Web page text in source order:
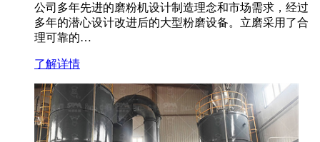
公司多年先进的磨粉机设计制造理念和市场需求，经过
多年的潜心设计改进后的大型粉磨设备。立磨采用了合
理可靠的…
了解详情